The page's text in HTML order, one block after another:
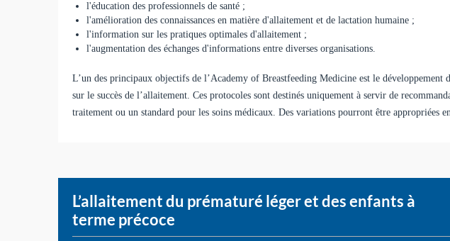
l'éducation des professionnels de santé ;
l'amélioration des connaissances en matière d'allaitement et de lactation humaine ;
l'information sur les pratiques optimales d'allaitement ;
l'augmentation des échanges d'informations entre diverses organisations.
L’un des principaux objectifs de l’Academy of Breastfeeding Medicine est le
sur le succès de l’allaitement. Ces protocoles sont destinés uniquement à servir de
traitement ou un standard pour les soins médicaux. Des variations pourront être appropriées
L’allaitement du prématuré léger et des enfants à
terme précoce